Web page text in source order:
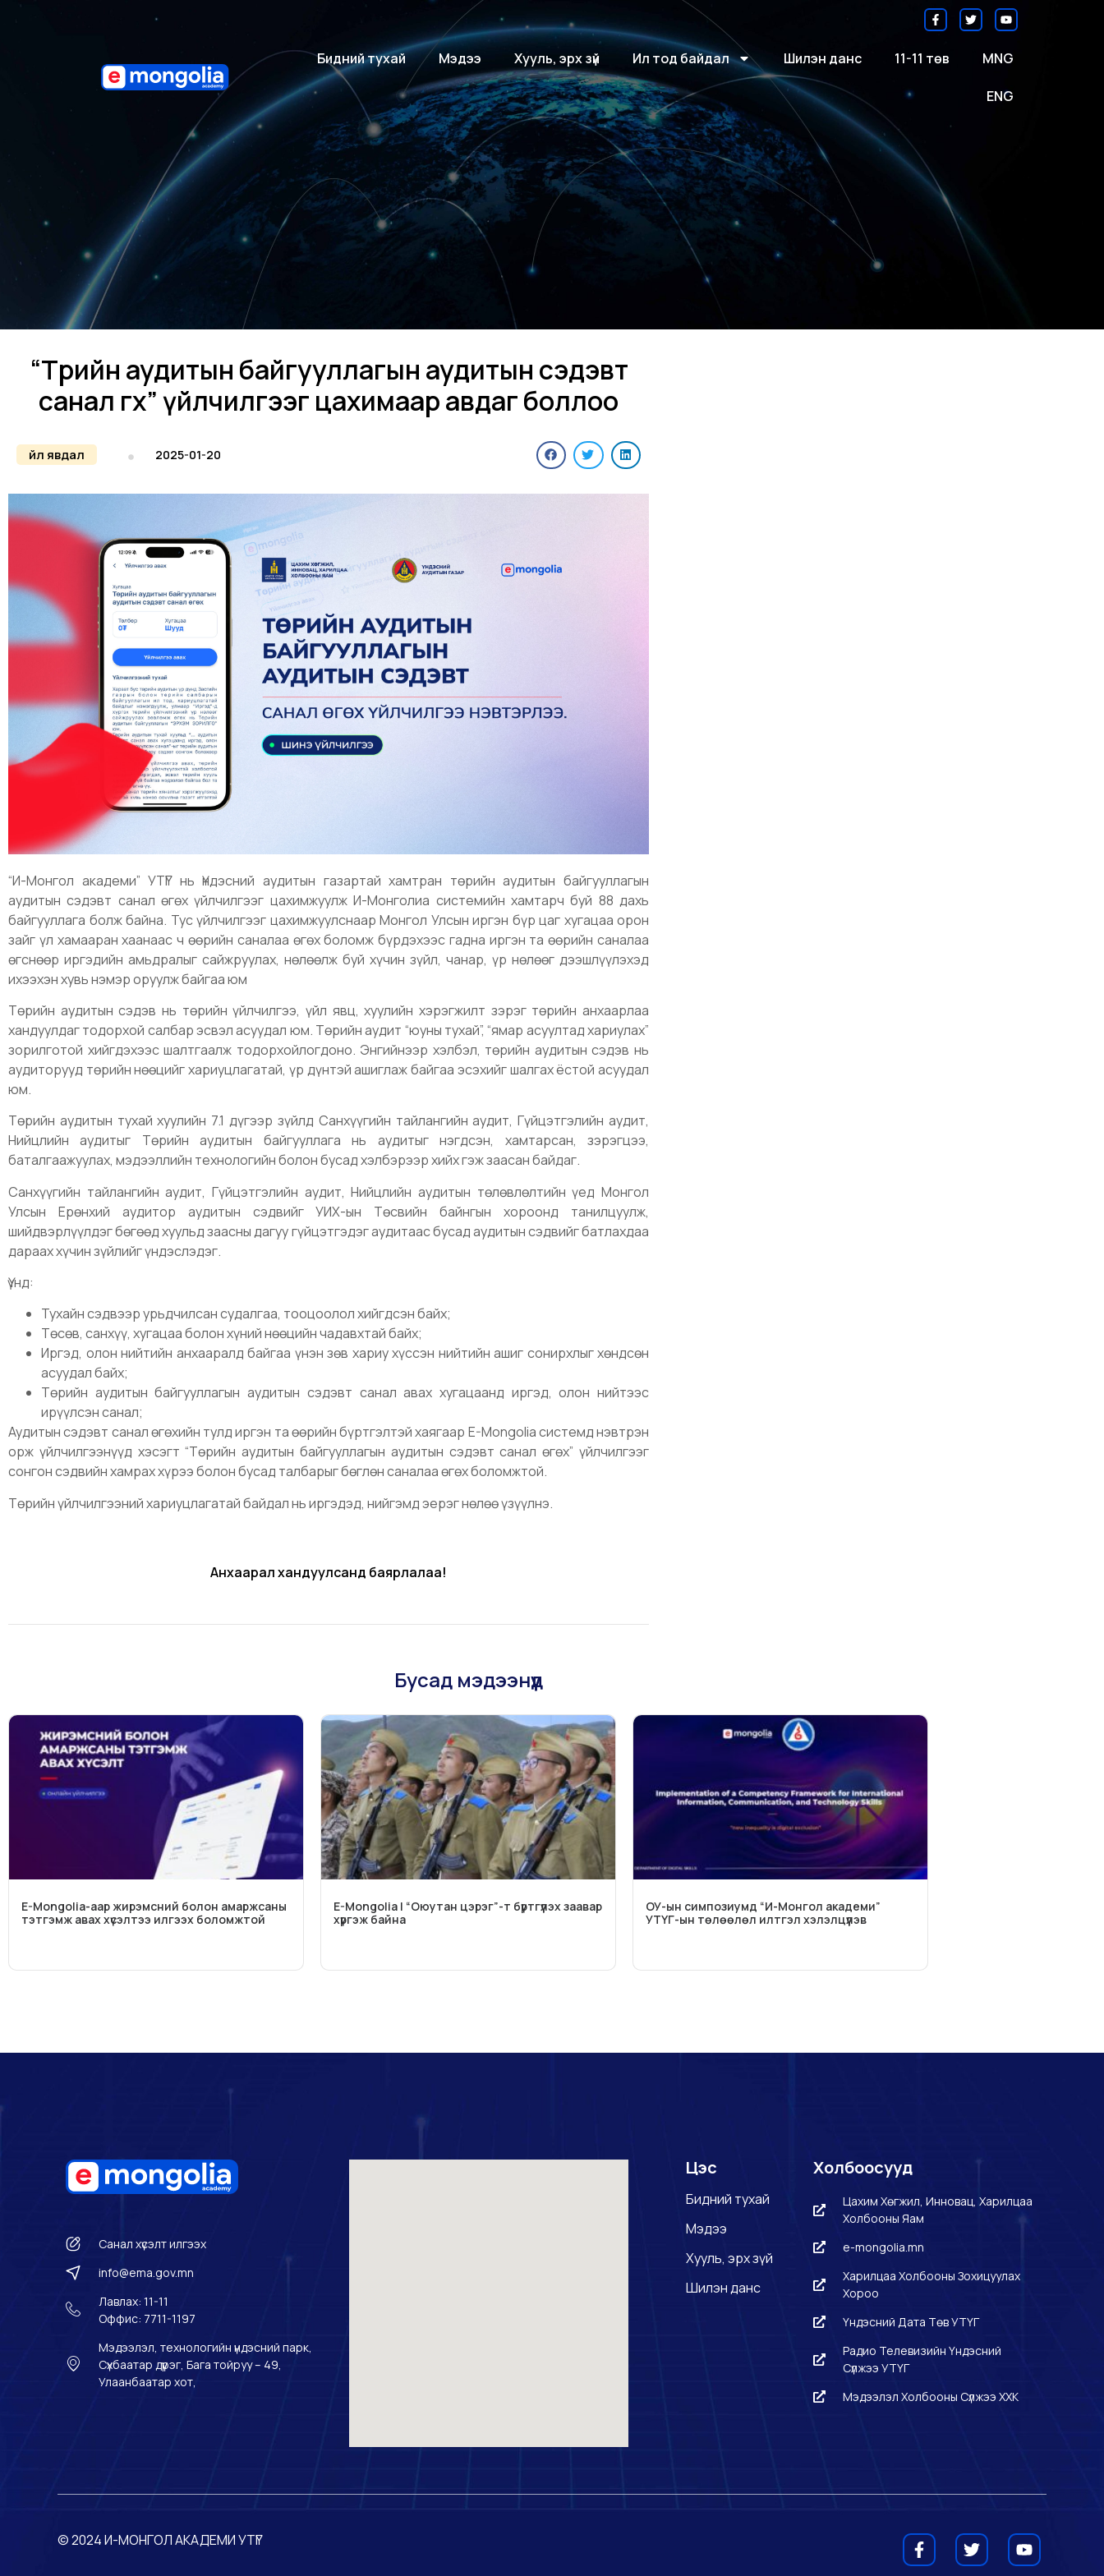
Бидний тухай Мэдээ Хууль, эрх зүй Ил тод байдал Шилэн данс 11-11 төв MNG
ENG
“Төрийн аудитын байгууллагын аудитын сэдэвт
санал өгөх” үйлчилгээг цахимаар авдаг боллоо
Үйл явдал 2025-01-20
“И-Монгол академи” УТҮГ нь Үндэсний аудитын газартай хамтран төрийн аудитын байгууллагын
аудитын сэдэвт санал өгөх үйлчилгээг цахимжуулж И-Монголиа системийн хамтарч буй 88 дахь
байгууллага болж байна. Тус үйлчилгээг цахимжуулснаар Монгол Улсын иргэн бүр цаг хугацаа орон
зайг үл хамааран хаанаас ч өөрийн саналаа өгөх боломж бүрдэхээс гадна иргэн та өөрийн саналаа
өгснөөр иргэдийн амьдралыг сайжруулах, нөлөөлж буй хүчин зүйл, чанар, үр нөлөөг дээшлүүлэхэд
ихээхэн хувь нэмэр оруулж байгаа юм
Төрийн аудитын сэдэв нь төрийн үйлчилгээ, үйл явц, хуулийн хэрэгжилт зэрэг төрийн анхаарлаа
хандуулдаг тодорхой салбар эсвэл асуудал юм. Төрийн аудит “юуны тухай”, “ямар асуултад хариулах”
зорилготой хийгдэхээс шалтгаалж тодорхойлогдоно. Энгийнээр хэлбэл, төрийн аудитын сэдэв нь
аудиторууд төрийн нөөцийг хариуцлагатай, үр дүнтэй ашиглаж байгаа эсэхийг шалгах ёстой асуудал
юм.
Төрийн аудитын тухай хуулийн 7.1 дүгээр зүйлд Санхүүгийн тайлангийн аудит, Гүйцэтгэлийн аудит,
Нийцлийн аудитыг Төрийн аудитын байгууллага нь аудитыг нэгдсэн, хамтарсан, зэрэгцээ,
баталгаажуулах, мэдээллийн технологийн болон бусад хэлбэрээр хийх гэж заасан байдаг.
Санхүүгийн тайлангийн аудит, Гүйцэтгэлийн аудит, Нийцлийн аудитын төлөвлөлтийн үед Монгол
Улсын Ерөнхий аудитор аудитын сэдвийг УИХ-ын Төсвийн байнгын хороонд танилцуулж,
шийдвэрлүүлдэг бөгөөд хуульд заасны дагуу гүйцэтгэдэг аудитаас бусад аудитын сэдвийг батлахдаа
дараах хүчин зүйлийг үндэслэдэг.
Үүнд:
Тухайн сэдвээр урьдчилсан судалгаа, тооцоолол хийгдсэн байх;
Төсөв, санхүү, хугацаа болон хүний нөөцийн чадавхтай байх;
Иргэд, олон нийтийн анхааралд байгаа үнэн зөв хариу хүссэн нийтийн ашиг сонирхлыг хөндсөн
асуудал байх;
Төрийн аудитын байгууллагын аудитын сэдэвт санал авах хугацаанд иргэд, олон нийтээс
ирүүлсэн санал;
Аудитын сэдэвт санал өгөхийн тулд иргэн та өөрийн бүртгэлтэй хаягаар E-Mongolia системд нэвтрэн
орж үйлчилгээнүүд хэсэгт “Төрийн аудитын байгууллагын аудитын сэдэвт санал өгөх” үйлчилгээг
сонгон сэдвийн хамрах хүрээ болон бусад талбарыг бөглөн саналаа өгөх боломжтой.
Төрийн үйлчилгээний хариуцлагатай байдал нь иргэдэд, нийгэмд эерэг нөлөө үзүүлнэ.
Анхаарал хандуулсанд баярлалаа!
Бусад мэдээнүүд
E-Mongolia-аар жирэмсний болон амаржсаны
тэтгэмж авах хүсэлтээ илгээх боломжтой
E-Mongolia | “Оюутан цэрэг”-т бүртгүүлэх заавар
хүргэж байна
ОУ-ын симпозиумд “И-Монгол академи”
УТҮГ-ын төлөөлөл илтгэл хэлэлцүүлэв
Санал хүсэлт илгээх
info@ema.gov.mn
Лавлах: 11-11
Оффис: 7711-1197
Мэдээлэл, технологийн үндэсний парк,
Сүхбаатар дүүрэг, Бага тойруу – 49,
Улаанбаатар хот,
Цэс
Бидний тухай
Мэдээ
Хууль, эрх зүй
Шилэн данс
Холбоосууд
Цахим Хөгжил, Инновац, Харилцаа
Холбооны Яам
e-mongolia.mn
Харилцаа Холбооны Зохицуулах
Хороо
Үндэсний Дата Төв УТҮГ
Радио Телевизийн Үндэсний
Сүлжээ УТҮГ
Мэдээлэл Холбооны Сүлжээ ХХК
© 2024 И-МОНГОЛ АКАДЕМИ УТҮГ